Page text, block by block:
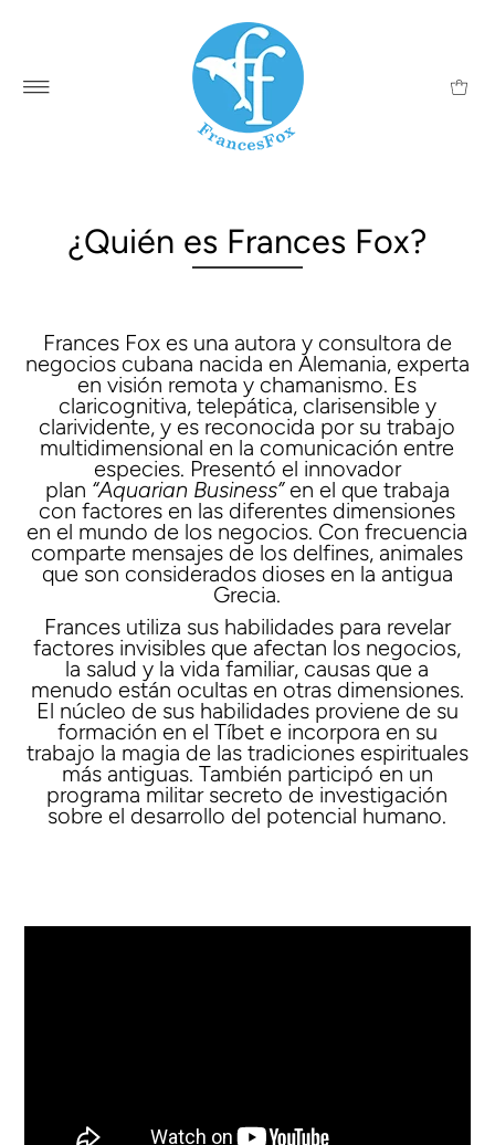
¿Quién es Frances Fox?
Frances Fox es una autora y consultora de
negocios cubana nacida en Alemania, experta
en visión remota y chamanismo. Es
claricognitiva, telepática, clarisensible y
clarividente, y es reconocida por su trabajo
multidimensional en la comunicación entre
especies. Presentó el innovador
plan “Aquarian Business” en el que trabaja
con factores en las diferentes dimensiones
en el mundo de los negocios. Con frecuencia
comparte mensajes de los delfines, animales
que son considerados dioses en la antigua
Grecia.
Frances utiliza sus habilidades para revelar
factores invisibles que afectan los negocios,
la salud y la vida familiar, causas que a
menudo están ocultas en otras dimensiones.
El núcleo de sus habilidades proviene de su
formación en el Tíbet e incorpora en su
trabajo la magia de las tradiciones espirituales
más antiguas. También participó en un
programa militar secreto de investigación
sobre el desarrollo del potencial humano.